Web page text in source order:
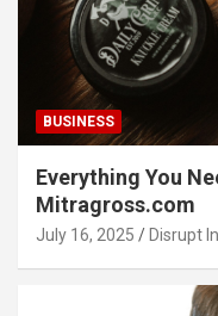
BUSINESS
Everything You
Mitragross.com
July 16, 2025 Disrupt